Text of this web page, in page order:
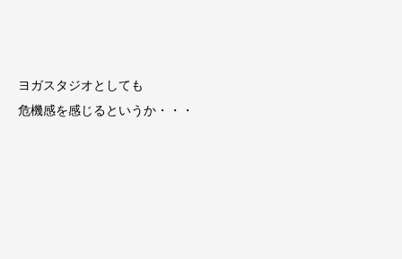
ヨガスタジオとしても
危機感を感じるというか・・・